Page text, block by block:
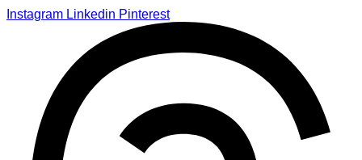
Instagram Linkedin Pinterest